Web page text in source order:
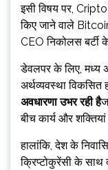
इसी विषय पर,
किए जाने वाले
CEO निकोलस बर्टी
डेवलपर के लिए, मध्य
अर्थव्यवस्था
अवधारणा उभर रही है
बीच कार्य और
हालांकि, देश के
क्रिप्टोकुरेंसी के साथ